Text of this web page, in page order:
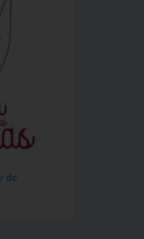
de